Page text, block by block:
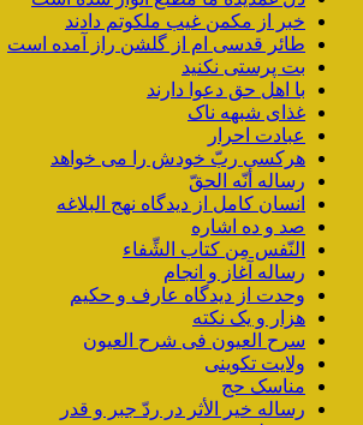
خبر از مکمن غیب ملکوتم دادند
طائر قدسی ام از گلشن راز آمده است
بت پرستی نکنید
با اهل حق دعوا دارند
غذای شبهه ناک
عبادت احرار
هرکسی ربّ خودش را می خواهد
رساله أنّه الحقّ
انسان کامل از دیدگاه نهج البلاغه
صد و ده اشاره
النّفس مِن کتاب الشِّفاء
رساله آغاز و انجام
وحدت از دیدگاه عارف و حکیم
هزار و یک نکته
سرح العیون فی شرح العیون
ولایت تکوینی
مناسک حج
رساله خیر الأثر در ردّ جبر و قدر